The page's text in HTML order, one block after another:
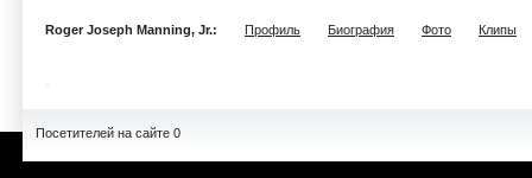
Roger Joseph Manning, Jr.: Профиль Биография Фото Клипы
Посетителей на сайте 0